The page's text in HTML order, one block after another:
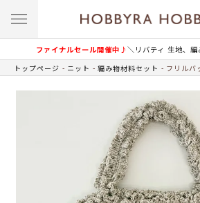
ファイナルセール開催中♪＼リバティ 生地、
トップページ ニット 編み物材料セット フリルバ